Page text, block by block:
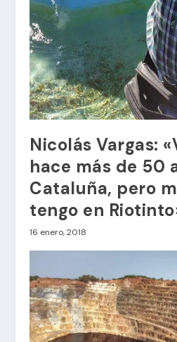
Nicolás Vargas:
hace más de 50
Cataluña, pero
tengo en
16 enero, 2018